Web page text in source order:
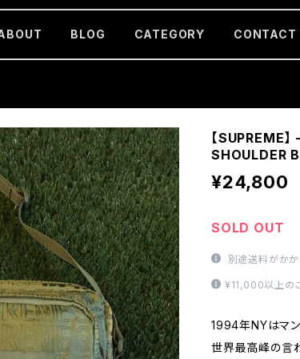
BLOG CATEGORY CONTACT
【SUPREME
SHOULDER
¥24,800
SOLD OUT
別途送料がかか
¥11,000以上の
1994年NYはマン
世界最高峰の言